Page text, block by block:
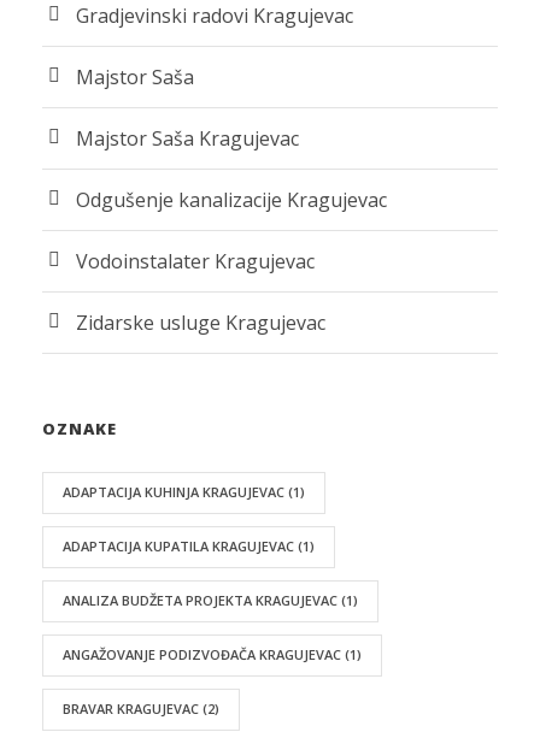
Gradjevinski radovi Kragujevac
Majstor Saša
Majstor Saša Kragujevac
Odgušenje kanalizacije Kragujevac
Vodoinstalater Kragujevac
Zidarske usluge Kragujevac
OZNAKE
ADAPTACIJA KUHINJA KRAGUJEVAC (1)
ADAPTACIJA KUPATILA KRAGUJEVAC (1)
ANALIZA BUDŽETA PROJEKTA KRAGUJEVAC (1)
ANGAŽOVANJE PODIZVOĐAČA KRAGUJEVAC (1)
BRAVAR KRAGUJEVAC (2)